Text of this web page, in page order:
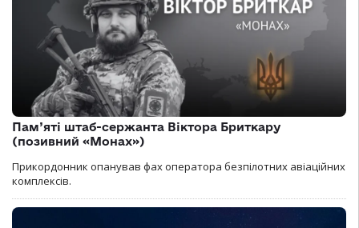
Пам’яті штаб-сержанта Віктора Бриткару
(позивний «Монах»)
Прикордонник опанував фах оператора безпілотних авіаційних
комплексів.